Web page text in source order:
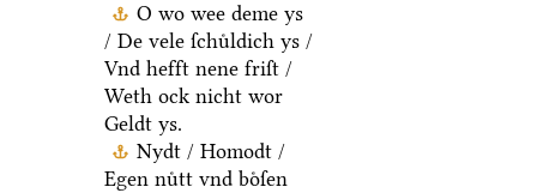
O wo wee deme ys
/ De vele ſchuͤldich ys /
Vnd hefft nene friſt /
Weth ock nicht wor
Geldt ys.
Nydt / Homodt /
Egen nuͤtt vnd boͤſen